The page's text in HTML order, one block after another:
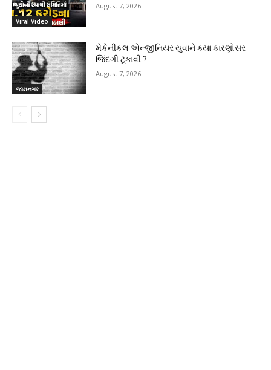
Viral Video
August 7, 2026
જામનગર
મેકેનીકલ એન્જીનિયર યુવાને ક્યા કારણોસર
જિંદગી ટૂંકાવી ?
August 7, 2026